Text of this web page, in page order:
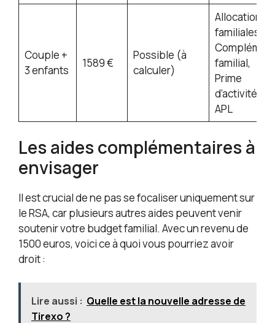
Couple +
3 enfants
1589 €
Possible (à
calculer)
Allocations
familiales,
familial,
Prime
d’activité,
APL
Les aides complémentaires à
envisager
Il est crucial de ne pas se focaliser uniquement sur
le RSA, car plusieurs autres aides peuvent venir
soutenir votre budget familial. Avec un revenu de
1500 euros, voici ce à quoi vous pourriez avoir
droit :
Lire aussi : Quelle est la nouvelle adresse de
Tirexo ?